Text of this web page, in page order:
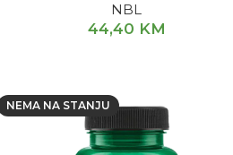
NBL
44,40 KM
NEMA NA STANJU